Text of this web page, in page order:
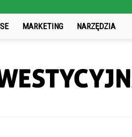
MARKETING NARZĘDZIA